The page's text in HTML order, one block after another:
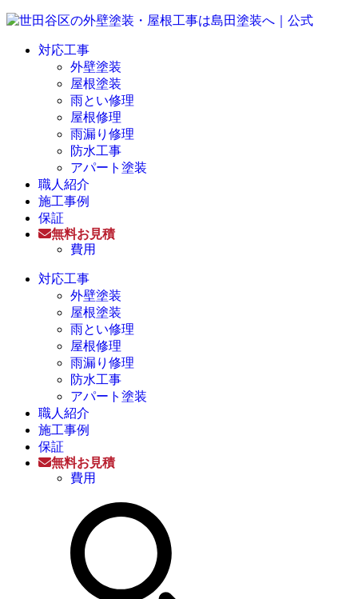
対応工事
外壁塗装
屋根塗装
雨とい修理
屋根修理
雨漏り修理
防水工事
アパート塗装
職人紹介
施工事例
保証
無料お見積
費用
対応工事
外壁塗装
屋根塗装
雨とい修理
屋根修理
雨漏り修理
防水工事
アパート塗装
職人紹介
施工事例
保証
無料お見積
費用